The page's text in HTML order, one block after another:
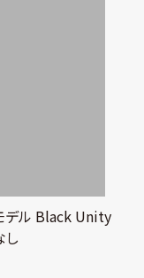
デル Black Unity
し